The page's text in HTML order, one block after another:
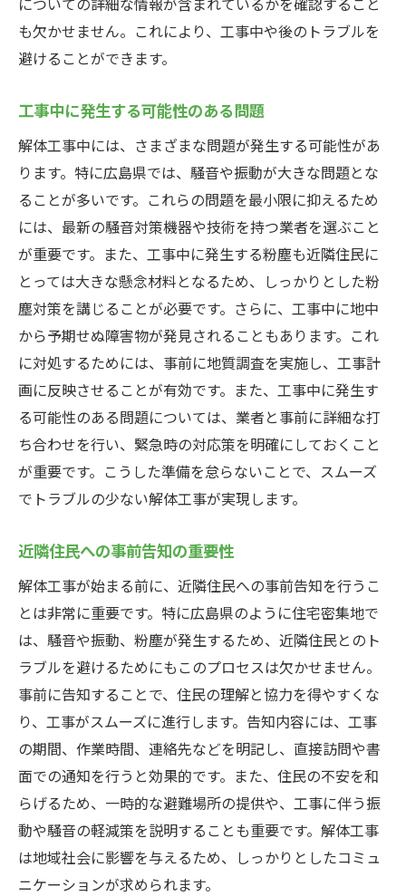
も欠かせません。これにより、工事中や後のトラブルを
避けることができます。
工事中に発生する可能性のある問題
解体工事中には、さまざまな問題が発生する可能性があ
ります。特に広島県では、騒音や振動が大きな問題とな
ることが多いです。これらの問題を最小限に抑えるため
には、最新の騒音対策機器や技術を持つ業者を選ぶこと
が重要です。また、工事中に発生する粉塵も近隣住民に
とっては大きな懸念材料となるため、しっかりとした粉
塵対策を講じることが必要です。さらに、工事中に地中
から予期せぬ障害物が発見されることもあります。これ
に対処するためには、事前に地質調査を実施し、工事計
画に反映させることが有効です。また、工事中に発生す
る可能性のある問題については、業者と事前に詳細な打
ち合わせを行い、緊急時の対応策を明確にしておくこと
が重要です。こうした準備を怠らないことで、スムーズ
でトラブルの少ない解体工事が実現します。
近隣住民への事前告知の重要性
解体工事が始まる前に、近隣住民への事前告知を行うこ
とは非常に重要です。特に広島県のように住宅密集地で
は、騒音や振動、粉塵が発生するため、近隣住民とのト
ラブルを避けるためにもこのプロセスは欠かせません。
事前に告知することで、住民の理解と協力を得やすくな
り、工事がスムーズに進行します。告知内容には、工事
の期間、作業時間、連絡先などを明記し、直接訪問や書
面での通知を行うと効果的です。また、住民の不安を和
らげるため、一時的な避難場所の提供や、工事に伴う振
動や騒音の軽減策を説明することも重要です。解体工事
は地域社会に影響を与えるため、しっかりとしたコミュ
ニケーションが求められます。